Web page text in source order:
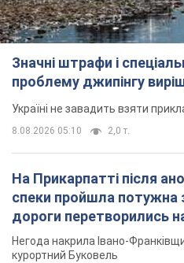
Значні штрафи і
проблему джипінгу
Україні не завадить взяти
8.08.2026 05:10 2,0 т.
На Прикарпатті після
спеки пройшла потужна
дороги перетворились
Відео
Негода накрила Івано-
курортний Буковель